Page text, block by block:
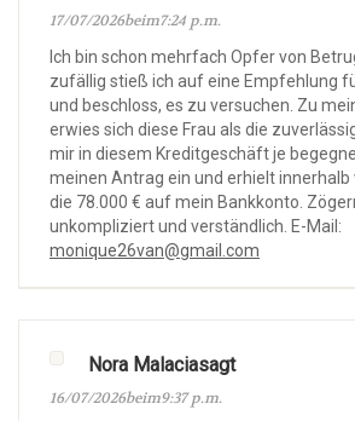
17/07/2026beim7:24 p.m.
Ich bin schon mehrfach Opfer von
zufällig stieß ich auf eine Empfehlung
und beschloss, es zu versuchen. Zu
erwies sich diese Frau als die
mir in diesem Kreditgeschäft je
meinen Antrag ein und erhielt innerhalb
die 78.000 € auf mein Bankkonto.
unkompliziert und verständlich. E-Mail:
monique26van@gmail.com
Nora Malaciasagt
16/07/2026beim9:37 p.m.